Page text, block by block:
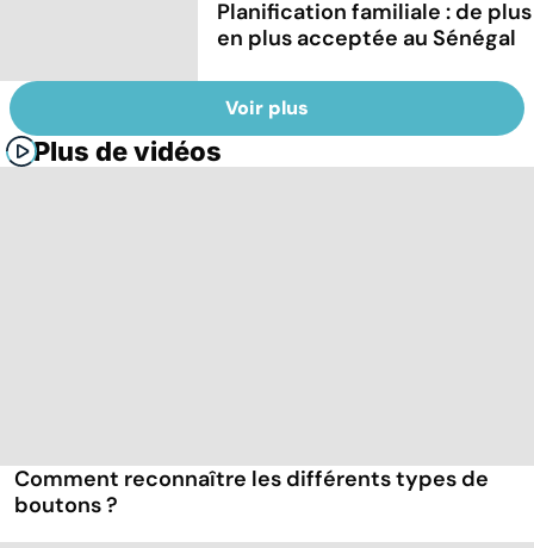
Planification familiale : de plus
en plus acceptée au Sénégal
Voir plus
Plus de vidéos
Comment reconnaître les différents types de
boutons ?